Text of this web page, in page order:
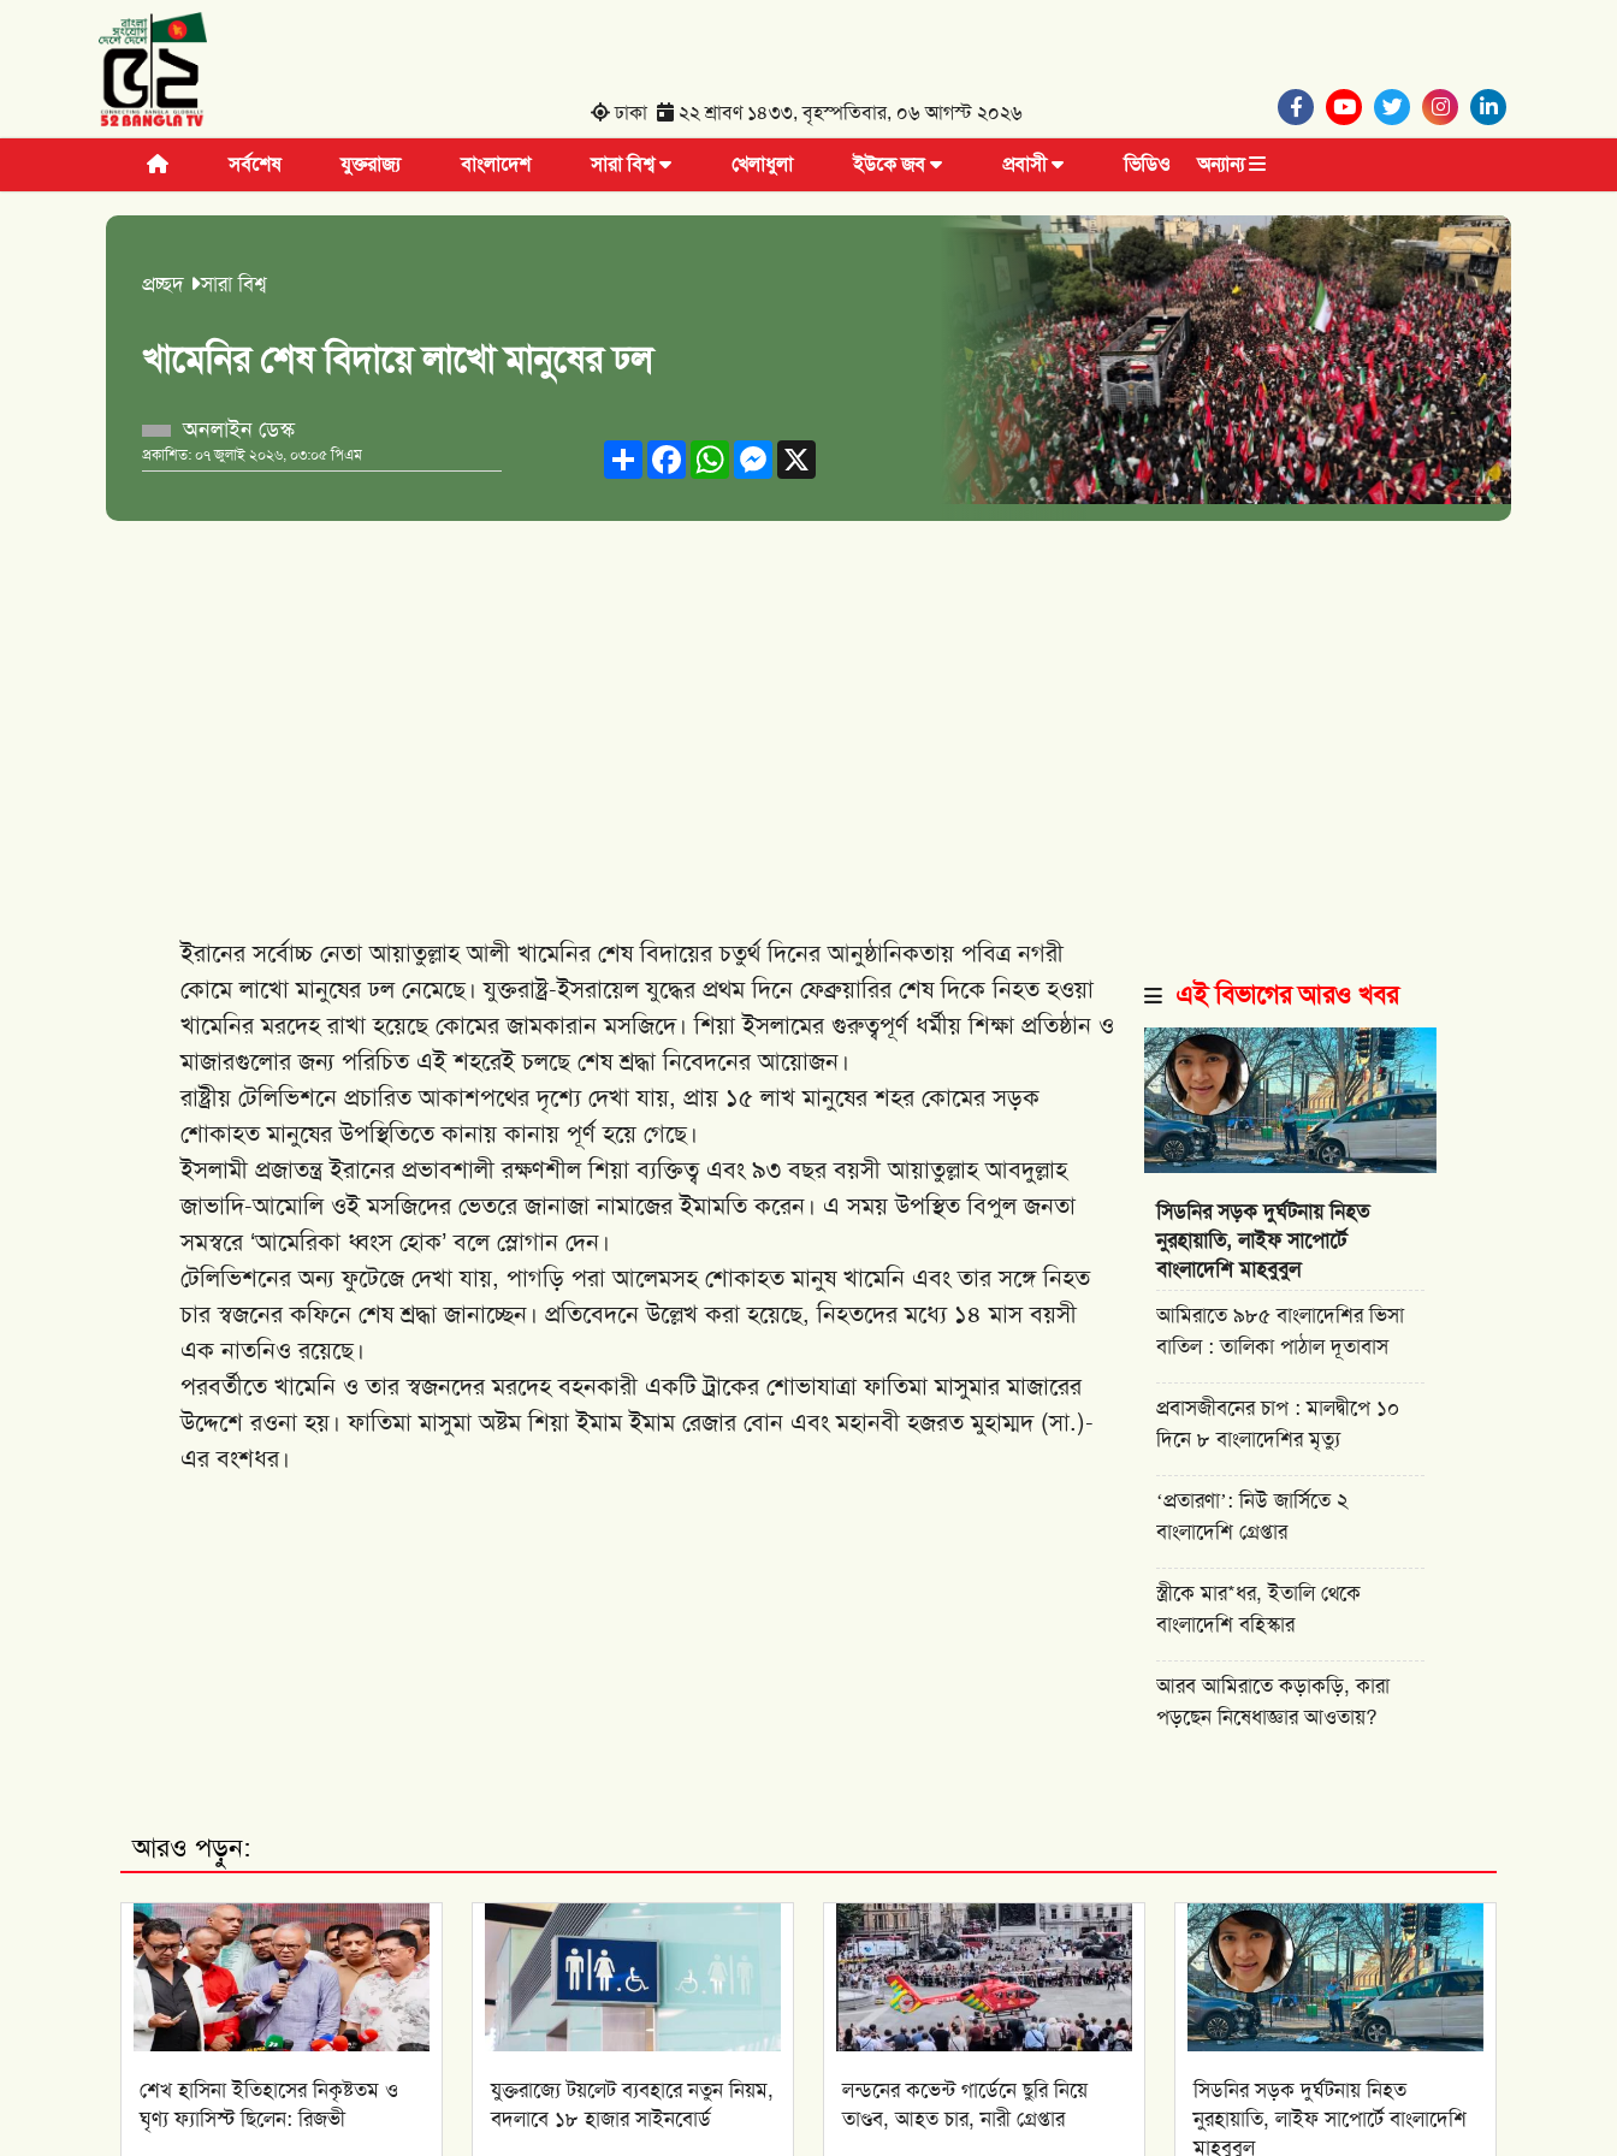
ঢাকা ২২ শ্রাবণ ১৪৩৩, বৃহস্পতিবার, ০৬ আগস্ট ২০২৬
সর্বশেষ যুক্তরাজ্য বাংলাদেশ সারা বিশ্ব খেলাধুলা ইউকে জব প্রবাসী ভিডিও অন্যান্য
প্রচ্ছদ সারা বিশ্ব
খামেনির শেষ বিদায়ে লাখো মানুষের ঢল
অনলাইন ডেস্ক
প্রকাশিত: ০৭ জুলাই ২০২৬, ০৩:০৫ পিএম ShareFacebookWhatsAppMessenger
X
ইরানের সর্বোচ্চ নেতা আয়াতুল্লাহ আলী খামেনির শেষ বিদায়ের চতুর্থ দিনের আনুষ্ঠানিকতায় পবিত্র নগরী
কোমে লাখো মানুষের ঢল নেমেছে। যুক্তরাষ্ট্র-ইসরায়েল যুদ্ধের প্রথম দিনে ফেব্রুয়ারির শেষ দিকে নিহত হওয়া
খামেনির মরদেহ রাখা হয়েছে কোমের জামকারান মসজিদে। শিয়া ইসলামের গুরুত্বপূর্ণ ধর্মীয় শিক্ষা প্রতিষ্ঠান ও
মাজারগুলোর জন্য পরিচিত এই শহরেই চলছে শেষ শ্রদ্ধা নিবেদনের আয়োজন।
রাষ্ট্রীয় টেলিভিশনে প্রচারিত আকাশপথের দৃশ্যে দেখা যায়, প্রায় ১৫ লাখ মানুষের শহর কোমের সড়ক
শোকাহত মানুষের উপস্থিতিতে কানায় কানায় পূর্ণ হয়ে গেছে।
ইসলামী প্রজাতন্ত্র ইরানের প্রভাবশালী রক্ষণশীল শিয়া ব্যক্তিত্ব এবং ৯৩ বছর বয়সী আয়াতুল্লাহ আবদুল্লাহ
জাভাদি-আমোলি ওই মসজিদের ভেতরে জানাজা নামাজের ইমামতি করেন। এ সময় উপস্থিত বিপুল জনতা
সমস্বরে ‘আমেরিকা ধ্বংস হোক’ বলে স্লোগান দেন।
টেলিভিশনের অন্য ফুটেজে দেখা যায়, পাগড়ি পরা আলেমসহ শোকাহত মানুষ খামেনি এবং তার সঙ্গে নিহত
চার স্বজনের কফিনে শেষ শ্রদ্ধা জানাচ্ছেন। প্রতিবেদনে উল্লেখ করা হয়েছে, নিহতদের মধ্যে ১৪ মাস বয়সী
এক নাতনিও রয়েছে।
পরবর্তীতে খামেনি ও তার স্বজনদের মরদেহ বহনকারী একটি ট্রাকের শোভাযাত্রা ফাতিমা মাসুমার মাজারের
উদ্দেশে রওনা হয়। ফাতিমা মাসুমা অষ্টম শিয়া ইমাম ইমাম রেজার বোন এবং মহানবী হজরত মুহাম্মদ (সা.)-
এর বংশধর।
এই বিভাগের আরও খবর
সিডনির সড়ক দুর্ঘটনায় নিহত
নুরহায়াতি, লাইফ সাপোর্টে
বাংলাদেশি মাহবুবুল
আমিরাতে ৯৮৫ বাংলাদেশির ভিসা
বাতিল : তালিকা পাঠাল দূতাবাস
প্রবাসজীবনের চাপ : মালদ্বীপে ১০
দিনে ৮ বাংলাদেশির মৃত্যু
‘প্রতারণা’: নিউ জার্সিতে ২
বাংলাদেশি গ্রেপ্তার
স্ত্রীকে মার*ধর, ইতালি থেকে
বাংলাদেশি বহিস্কার
আরব আমিরাতে কড়াকড়ি, কারা
পড়ছেন নিষেধাজ্ঞার আওতায়?
আরও পড়ুন:
শেখ হাসিনা ইতিহাসের নিকৃষ্টতম ও
ঘৃণ্য ফ্যাসিস্ট ছিলেন: রিজভী
যুক্তরাজ্যে টয়লেট ব্যবহারে নতুন নিয়ম,
বদলাবে ১৮ হাজার সাইনবোর্ড
লন্ডনের কভেন্ট গার্ডেনে ছুরি নিয়ে
তাণ্ডব, আহত চার, নারী গ্রেপ্তার
সিডনির সড়ক দুর্ঘটনায় নিহত
নুরহায়াতি, লাইফ সাপোর্টে বাংলাদেশি
মাহবুবুল